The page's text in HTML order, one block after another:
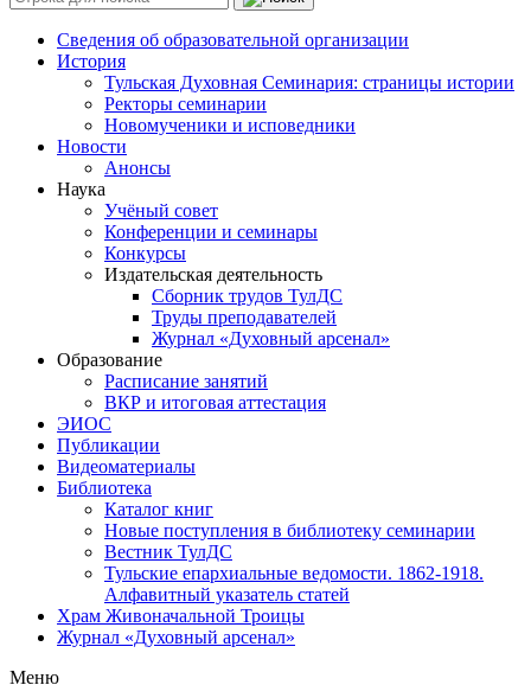
Сведения об образовательной организации
История
Тульская Духовная Семинария: страницы истории
Ректоры семинарии
Новомученики и исповедники
Новости
Анонсы
Наука
Учёный совет
Конференции и семинары
Конкурсы
Издательская деятельность
Сборник трудов ТулДС
Труды преподавателей
Журнал «Духовный арсенал»
Образование
Расписание занятий
ВКР и итоговая аттестация
ЭИОС
Публикации
Видеоматериалы
Библиотека
Каталог книг
Новые поступления в библиотеку семинарии
Вестник ТулДС
Тульские епархиальные ведомости. 1862-1918.
Алфавитный указатель статей
Храм Живоначальной Троицы
Журнал «Духовный арсенал»
Меню